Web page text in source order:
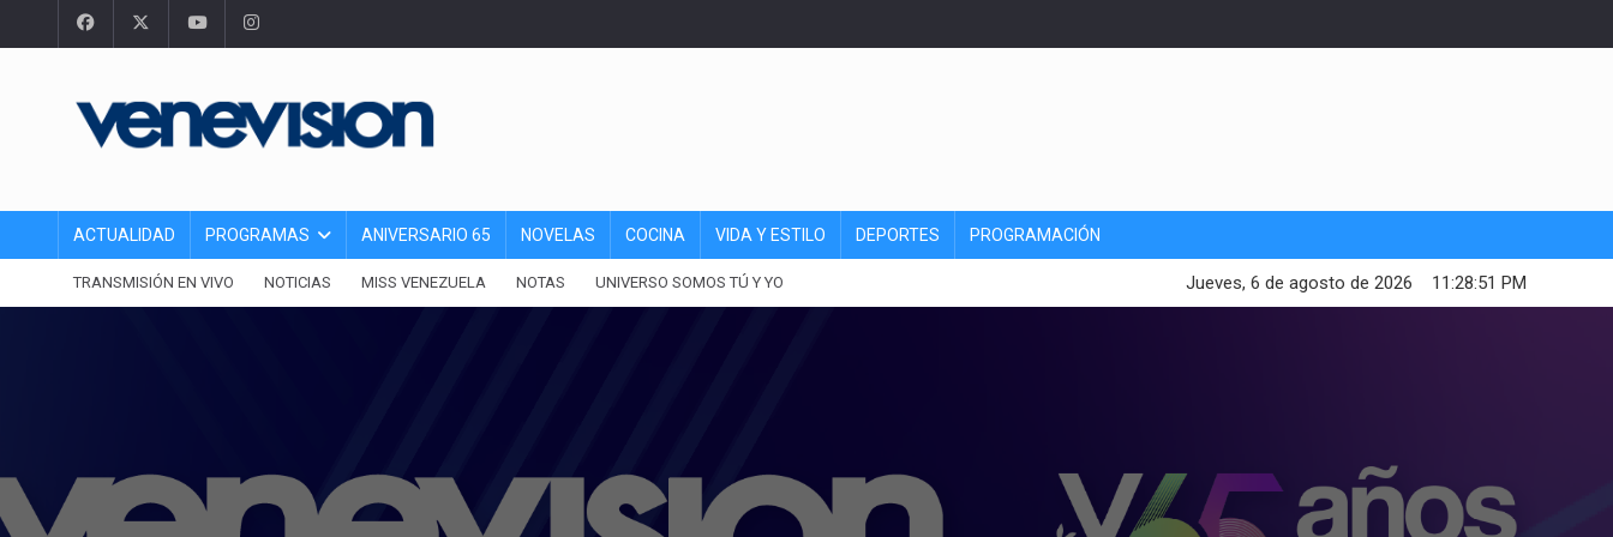
ACTUALIDAD PROGRAMAS ANIVERSARIO 65 NOVELAS COCINA VIDA Y ESTILO DEPORTES PROGRAMACIÓN
TRANSMISIÓN EN VIVO NOTICIAS MISS VENEZUELA NOTAS UNIVERSO SOMOS TÚ Y YO 11:28:53 PM
Jueves, 6 de agosto de 2026